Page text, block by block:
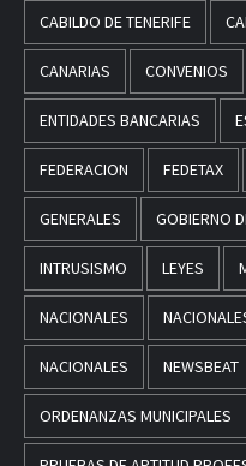
CABILDO DE TENERIFE
CANARIAS CONVENIOS
ENTIDADES BANCARIAS
FEDERACION FEDETAX
GENERALES GOBIERNO
INTRUSISMO LEYES
NACIONALES
NACIONALES NEWSBEAT
ORDENANZAS MUNICIPALES